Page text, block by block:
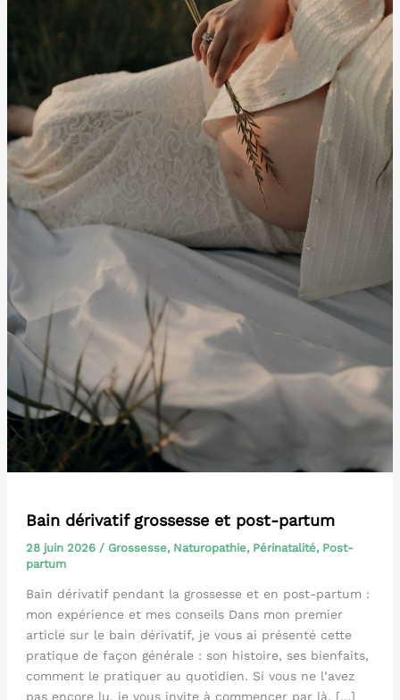
Bain dérivatif grossesse et post-partum
28 juin 2026 / Grossesse, Naturopathie, Périnatalité, Post-
partum
Bain dérivatif pendant la grossesse et en post-partum :
mon expérience et mes conseils Dans mon premier
article sur le bain dérivatif, je vous ai présenté cette
pratique de façon générale : son histoire, ses bienfaits,
comment le pratiquer au quotidien. Si vous ne l’avez
pas encore lu, je vous invite à commencer par là. […]